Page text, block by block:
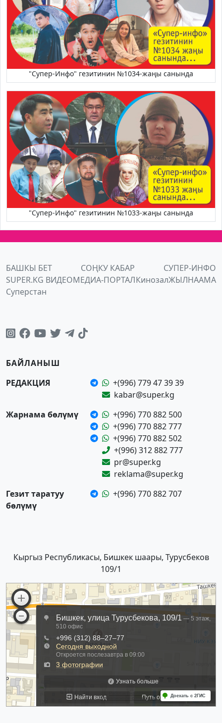
"Супер-Инфо" гезитинин №1034-жаңы санында
"Супер-Инфо" гезитинин №1033-жаңы санында
БАШКЫ БЕТ СОҢКУ КАБАР
СУПЕР-ИНФО
SUPER.KG ВИДЕОМЕДИА-ПОРТАЛКинозалЖЫЛНААМА
Суперстан
БАЙЛАНЫШ
РЕДАКЦИЯ
+(996) 779 47 39 39
kabar@super.kg
Жарнама бөлүмү
+(996) 770 882 500
+(996) 770 882 777
+(996) 770 882 502
+(996) 312 882 777
pr@super.kg
reklama@super.kg
Гезит таратуу
бөлүмү
+(996) 770 882 707
Кыргыз Республикасы, Бишкек шаары, Турусбеков
109/1